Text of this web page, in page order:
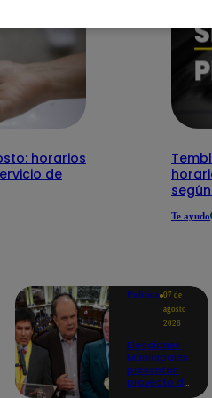
horarios
de
Te ayudo
Política 07 de
agosto
2026
Elecciones
Municipales:
presentan
proyecto de